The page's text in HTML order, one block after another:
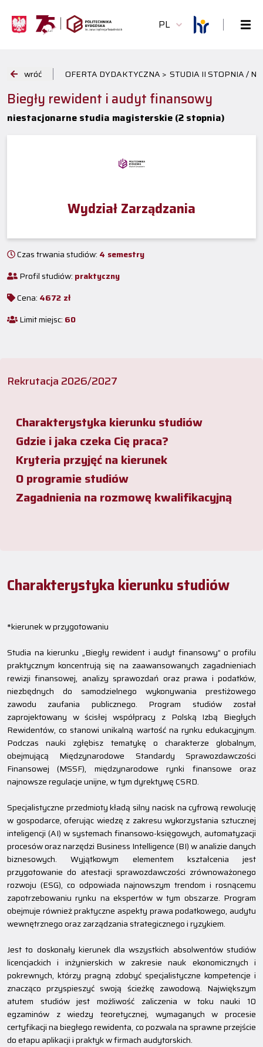
PL
wróć OFERTA DYDAKTYCZNA > STUDIA II STOPNIA /
Biegły rewident i audyt finansowy
niestacjonarne studia magisterskie (2 stopnia)
Wydział Zarządzania
Czas trwania studiów: 4 semestry
Profil studiów: praktyczny
Cena: 4672 zł
Limit miejsc: 60
Rekrutacja 2026/2027
Charakterystyka kierunku studiów
Gdzie i jaka czeka Cię praca?
Kryteria przyjęć na kierunek
O programie studiów
Zagadnienia na rozmowę kwalifikacyjną
Charakterystyka kierunku studiów
*kierunek w przygotowaniu
Studia na kierunku „Biegły rewident i audyt finansowy” o profilu
praktycznym koncentrują się na zaawansowanych zagadnieniach
rewizji finansowej, analizy sprawozdań oraz prawa i podatków,
niezbędnych do samodzielnego wykonywania prestiżowego
zawodu zaufania publicznego. Program studiów został
zaprojektowany w ścisłej współpracy z Polską Izbą Biegłych
Rewidentów, co stanowi unikalną wartość na rynku edukacyjnym.
Podczas nauki zgłębisz tematykę o charakterze globalnym,
obejmującą Międzynarodowe Standardy Sprawozdawczości
Finansowej (MSSF), międzynarodowe rynki finansowe oraz
najnowsze regulacje unijne, w tym dyrektywę CSRD.
Specjalistyczne przedmioty kładą silny nacisk na cyfrową rewolucję
w gospodarce, oferując wiedzę z zakresu wykorzystania sztucznej
inteligencji (AI) w systemach finansowo-księgowych, automatyzacji
procesów oraz narzędzi Business Intelligence (BI) w analizie danych
biznesowych. Wyjątkowym elementem kształcenia jest
przygotowanie do atestacji sprawozdawczości zrównoważonego
rozwoju (ESG), co odpowiada najnowszym trendom i rosnącemu
zapotrzebowaniu rynku na ekspertów w tym obszarze. Program
obejmuje również praktyczne aspekty prawa podatkowego, audytu
wewnętrznego oraz zarządzania strategicznego i ryzykiem.
Jest to doskonały kierunek dla wszystkich absolwentów studiów
licencjackich i inżynierskich w zakresie nauk ekonomicznych i
pokrewnych, którzy pragną zdobyć specjalistyczne kompetencje i
znacząco przyspieszyć swoją ścieżkę zawodową. Największym
atutem studiów jest możliwość zaliczenia w toku nauki 10
egzaminów z wiedzy teoretycznej, wymaganych w procesie
certyfikacji na biegłego rewidenta, co pozwala na sprawne przejście
do etapu aplikacji i praktyk w firmach audytorskich.